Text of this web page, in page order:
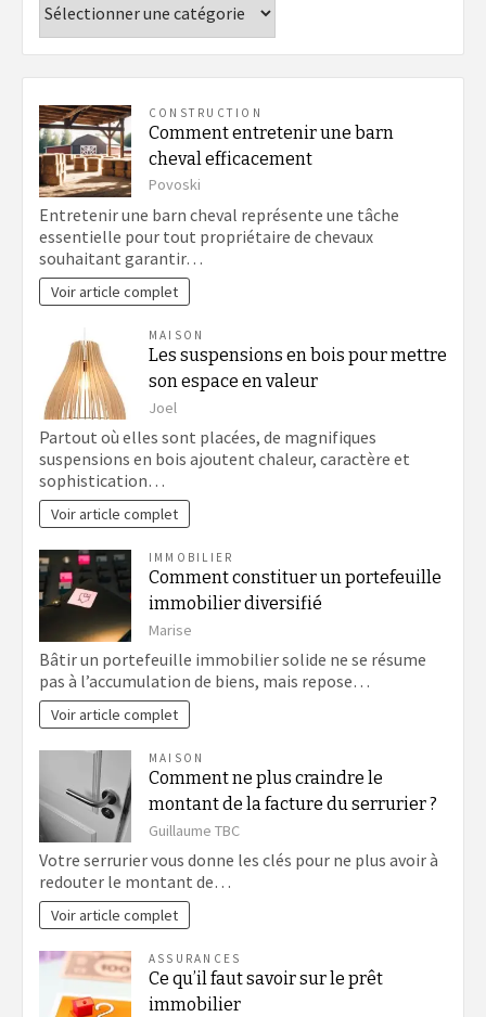
CONSTRUCTION
Comment entretenir une barn
cheval efficacement
Povoski
Entretenir une barn cheval représente une tâche
essentielle pour tout propriétaire de chevaux
souhaitant garantir…
Voir article complet
MAISON
Les suspensions en bois pour mettre
son espace en valeur
Joel
Partout où elles sont placées, de magnifiques
suspensions en bois ajoutent chaleur, caractère et
sophistication…
Voir article complet
IMMOBILIER
Comment constituer un portefeuille
immobilier diversifié
Marise
Bâtir un portefeuille immobilier solide ne se résume
pas à l’accumulation de biens, mais repose…
Voir article complet
MAISON
Comment ne plus craindre le
montant de la facture du serrurier ?
Guillaume TBC
Votre serrurier vous donne les clés pour ne plus avoir à
redouter le montant de…
Voir article complet
ASSURANCES
Ce qu’il faut savoir sur le prêt
immobilier